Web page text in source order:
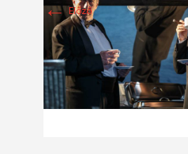
← Előző